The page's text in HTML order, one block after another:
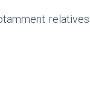
relatives